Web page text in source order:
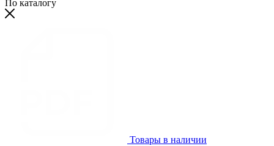
По каталогу
Товары в наличии